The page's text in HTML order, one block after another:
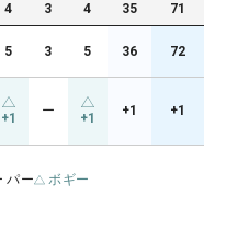
4 3 4 35 71
5 3 5 36 72
+1 ー +1 +1 +1
パー ボギー